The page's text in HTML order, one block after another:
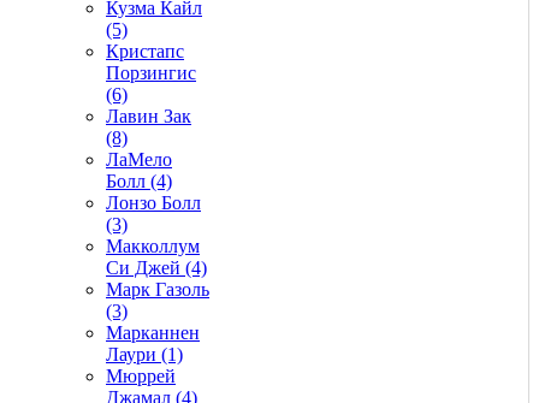
Кузма Кайл
(5)
Кристапс
Порзингис
(6)
Лавин Зак
(8)
ЛаМело
Болл (4)
Лонзо Болл
(3)
Макколлум
Си Джей (4)
Марк Газоль
(3)
Марканнен
Лаури (1)
Мюррей
Джамал (4)